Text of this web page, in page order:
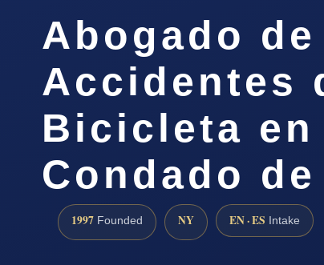
Abogado de
Accidentes
Bicicleta en
Condado
1997 Founded NY EN · ES Intake